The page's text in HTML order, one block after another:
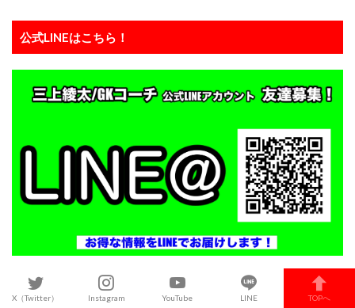
公式LINEはこちら！
X（Twitter） Instagram YouTube LINE TOPへ